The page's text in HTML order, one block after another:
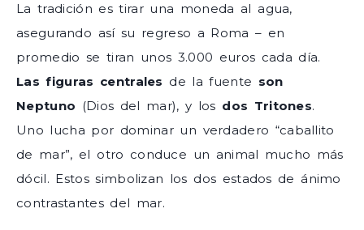
La tradición es tirar una moneda al agua,
asegurando así su regreso a Roma – en
promedio se tiran unos 3.000 euros cada día.
Las figuras centrales de la fuente son
Neptuno (Dios del mar), y los dos Tritones.
Uno lucha por dominar un verdadero “caballito
de mar”, el otro conduce un animal mucho más
dócil. Estos simbolizan los dos estados de ánimo
contrastantes del mar.